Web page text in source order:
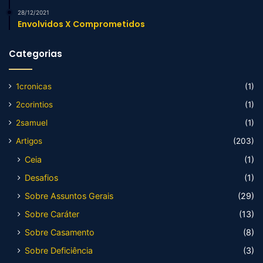
28/12/2021
Envolvidos X Comprometidos
Categorias
1cronicas
(1)
2corintios
(1)
2samuel
(1)
Artigos
(203)
Ceia
(1)
Desafios
(1)
Sobre Assuntos Gerais
(29)
Sobre Caráter
(13)
Sobre Casamento
(8)
Sobre Deficiência
(3)